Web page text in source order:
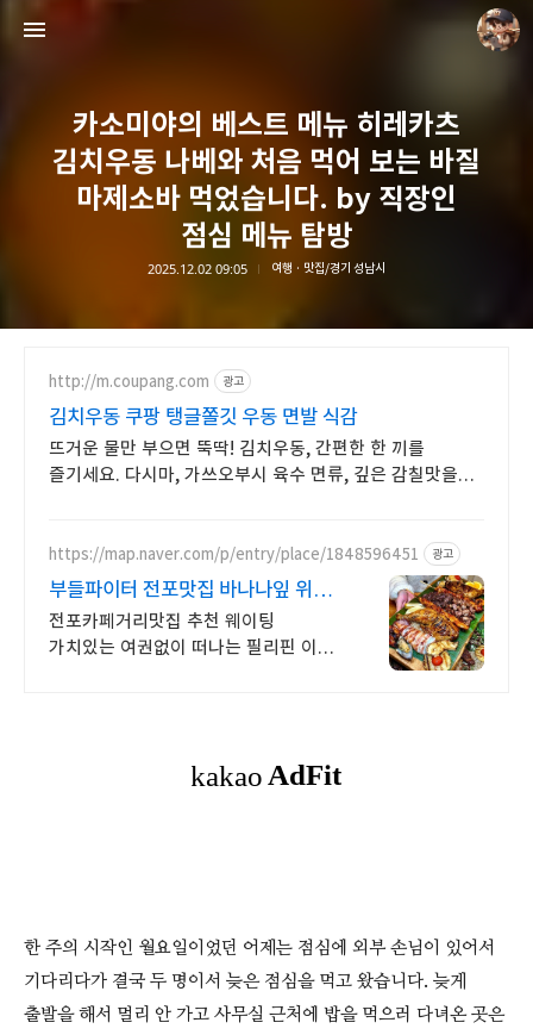
카소미야의 베스트 메뉴 히레카츠
김치우동 나베와 처음 먹어 보는 바질
마제소바 먹었습니다. by 직장인
점심 메뉴 탐방
2025.12.02 09:05 여행 · 맛집/경기 성남시
http://m.coupang.com 광고
김치우동 쿠팡 탱글쫄깃 우동 면발 식감
뜨거운 물만 부으면 뚝딱! 김치우동, 간편한 한 끼를
즐기세요. 다시마, 가쓰오부시 육수 면류, 깊은 감칠맛을
https://map.naver.com/p/entry/place/1848596451 광고
부들파이터 전포맛집 바나나잎 위
육해공 바베큐
전포카페거리맛집 추천 웨이팅
가치있는 여권없이 떠나는 필리핀 이색
한 주의 시작인 월요일이었던 어제는 점심에 외부 손님이 있어서
기다리다가 결국 두 명이서 늦은 점심을 먹고 왔습니다. 늦게
출발을 해서 멀리 안 가고 사무실 근처에 밥을 먹으러 다녀온 곳은
담덕이의 탐방일지